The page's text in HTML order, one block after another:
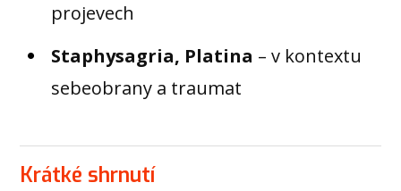
projevech
Staphysagria, Platina – v kontextu
sebeobrany a traumat
Krátké shrnutí